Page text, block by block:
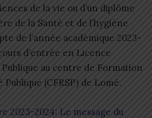
de la vie ou d’un diplôme
de la Santé et de l’hygiène
de l’année académique 2023-
d’entrée en Licence
au centre de Formation
(CFRSP) de Lomé.
2023-2024: Le message du